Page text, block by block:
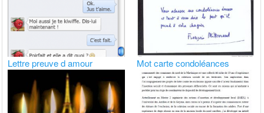
Lettre preuve d amour Mot carte condoléances